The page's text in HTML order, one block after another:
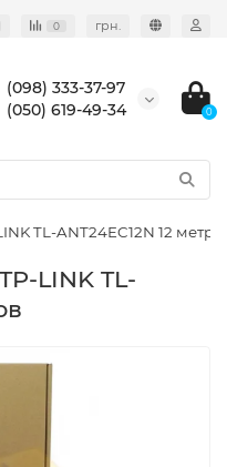
0 грн.
(098) 333-37-97
(050) 619-49-34
0
TL-ANT24EC12N 12
LINK TL-